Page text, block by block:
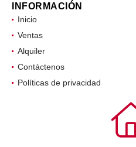
INFORMACIÓN
Inicio
Ventas
Alquiler
Contáctenos
Políticas de privacidad